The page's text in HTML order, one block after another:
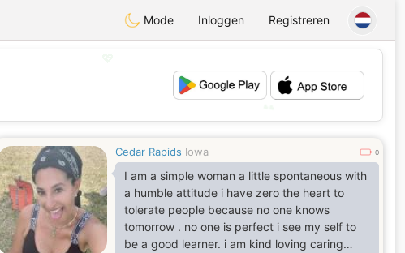
Mode Inloggen Registreren
💕
Cedar Rapids Iowa 0
I am a simple woman a little spontaneous with
a humble attitude i have zero the heart to
tolerate people because no one knows
tomorrow . no one is perfect i see my self to
be a good learner. i am kind loving caring